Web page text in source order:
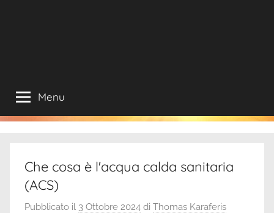
Menu
Che cosa è l'acqua calda sanitaria
(ACS)
Pubblicato il 3 Ottobre 2024 di Thomas Karaferis